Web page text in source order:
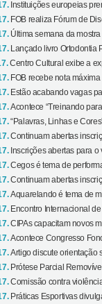
Instituições europeias
FOB realiza Fórum de
Última semana da mostra
Lançado livro Ortodontia
Centro Cultural exibe a
FOB recebe nota
Estão acabando vagas
Acontece “Treinando
“Palavras, Linhas e
Continuam abertas
Inscrições abertas para
Cegos é tema de
Continuam abertas
Aquarelando é tema de
Encontro Internacional
CIPAs capacitam novos
Acontece Congresso
Artigo discute orientação
Prótese Parcial
Comissão contra
Práticas Esportivas